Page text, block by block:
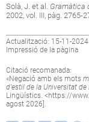
Solà, J. et al. Gramàtica
2002, vol. III, pàg. 2765-
Actualització: 15-11-2024
Impressió de la pàgina
Citació recomanada:
«Negació amb els mots
d’estil de la Universitat de
Lingüístics. <https://
agost 2026].